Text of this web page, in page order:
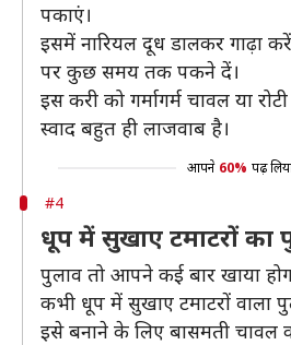
पकाएं।
इसमें नारियल दूध डालकर गाढ़ा
पर कुछ समय तक पकने दें।
इस करी को गर्मागर्म चावल या
स्वाद बहुत ही लाजवाब है।
आपने 60% पढ़
#4
धूप में सुखाए टमाटरों का
पुलाव तो आपने कई बार खाया
कभी धूप में सुखाए टमाटरों वाला
इसे बनाने के लिए बासमती